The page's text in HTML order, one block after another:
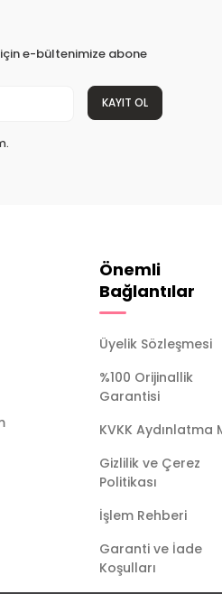
e-bültenimize abone
KAYIT OL
Önemli
Bağlantılar
Üyelik Sözleşmesi
%100 Orijinallik
Garantisi
KVKK Aydınlatma
Gizlilik ve Çerez
Politikası
İşlem Rehberi
Garanti ve İade
Koşulları